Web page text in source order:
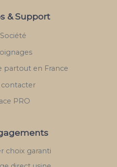
& Support
partout en France
contacter
PRO
choix garanti